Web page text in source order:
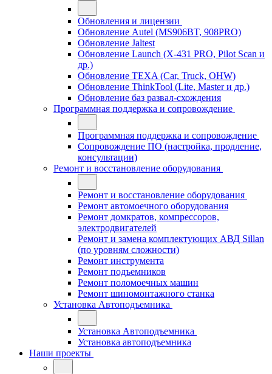
Обновления и лицензии
Обновление Autel (MS906BT, 908PRO)
Обновление Jaltest
Обновление Launch (X-431 PRO, Pilot Scan и
др.)
Обновление TEXA (Car, Truck, OHW)
Обновление ThinkTool (Lite, Master и др.)
Обновление баз развал-схождения
Программная поддержка и сопровождение
Программная поддержка и сопровождение
Сопровождение ПО (настройка, продление,
консультации)
Ремонт и восстановление оборудования
Ремонт и восстановление оборудования
Ремонт автомоечного оборудования
Ремонт домкратов, компрессоров,
электродвигателей
Ремонт и замена комплектующих АВД Sillan
(по уровням сложности)
Ремонт инструмента
Ремонт подъемников
Ремонт поломоечных машин
Ремонт шиномонтажного станка
Установка Автоподъемника
Установка Автоподъемника
Установка автоподъемника
Наши проекты